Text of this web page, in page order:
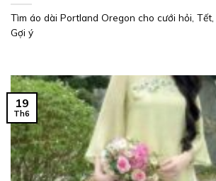
Tìm áo dài Portland Oregon cho cưới hỏi, Tết,
Gợi ý
19
Th6